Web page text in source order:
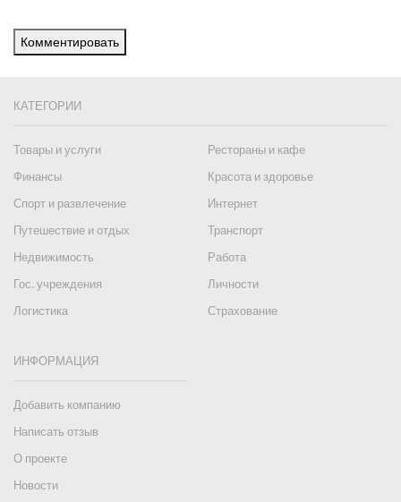
Комментировать
КАТЕГОРИИ
Товары и услуги
Рестораны и кафе
Финансы
Красота и здоровье
Спорт и развлечение
Интернет
Путешествие и отдых
Транспорт
Недвижимость
Работа
Гос. учреждения
Личности
Логистика
Страхование
ИНФОРМАЦИЯ
Добавить компанию
Написать отзыв
О проекте
Новости